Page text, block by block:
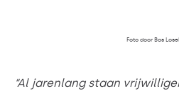
Foto door Bas
“Al jarenlang staan